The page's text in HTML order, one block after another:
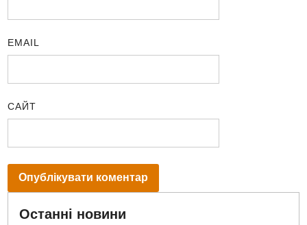
EMAIL
САЙТ
Останні новини